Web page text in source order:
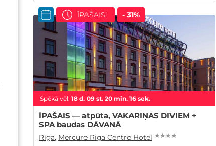
Spēkā vēl: 18 d. 09 st. 20 min. 15sek.
ĪPAŠAIS! - 31%
ĪPAŠAIS — atpūta, VAKARIŅAS DIVIEM +
SPA baudas DĀVANĀ
Rīga, Mercure Riga Centre Hotel ★ ★ ★ ★